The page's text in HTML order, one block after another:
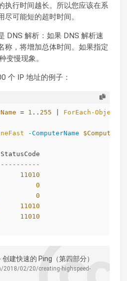
执行时间越长。所以您应该在系
可能短的超时时间。
DNS 解析：如果 DNS 解析速
称，将增加总体时间。如果指定
变慢现象。
个 IP 地址的例子：
= 1 .. 255 ForEach-Object
-ComputerName
----------
11010
0
0
11010
11010
建快速的 Ping（第四部分）
2018/02/20/creating-highspeed-